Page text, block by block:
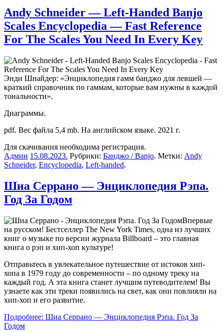
Andy Schneider — Left-Handed Banjo
Scales Encyclopedia — Fast Reference
For The Scales You Need In Every Key
Энди Шнайдер: «Энциклопедия гамм банджо для левшей —
краткий справочник по гаммам, которые вам нужны в каждой
тональности».
Диаграммы.
pdf. Вес файла 5,4 mb. На английском языке. 2021 г.
Для скачивания необходима регистрация.
Админ 15.08.2023. Рубрики: Банджо / Banjo. Метки: Andy
Schneider, Encyclopedia, Left-handed.
Шиа Серрано — Энциклопедия Рэпа.
Год За Годом
Впервые
на русском! Бестселлер The New York Times, одна из лучших
книг о музыке по версии журнала Billboard – это главная
книга о рэп и хип-хоп культуре!
Отправьтесь в увлекательное путешествие от истоков хип-
хопа в 1979 году до современности – по одному треку на
каждый год. А эта книга станет лучшим путеводителем! Вы
узнаете как эти треки появились на свет, как они повлияли на
хип-хоп и его развитие.
Подробнее: Шиа Серрано — Энциклопедия Рэпа. Год За
Годом